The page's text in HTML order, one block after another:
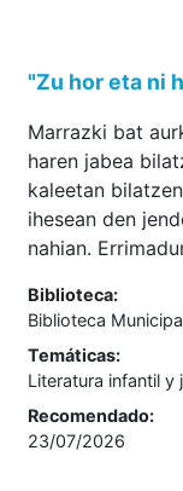
"Zu hor eta ni
Marrazki bat
haren jabea
kaleetan
ihesean den
nahian.
Biblioteca:
Biblioteca
Temáticas:
Literatura infantil y
Recomendado:
23/07/2026